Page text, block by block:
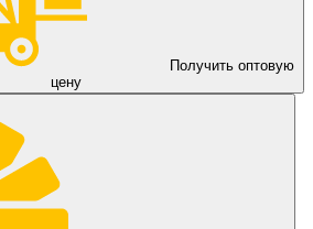
Получить оптовую
цену